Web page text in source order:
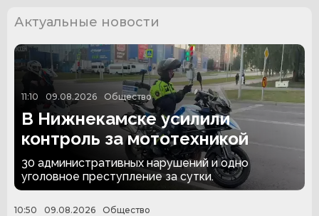
Актуальные новости
11:10 09.08.2026 Общество
В Нижнекамске усилили
контроль за мототехникой
30 административных нарушений и одно
уголовное преступление за сутки.
10:50 09.08.2026 Общество